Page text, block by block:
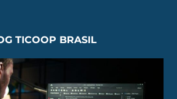
TICOOP BRASIL